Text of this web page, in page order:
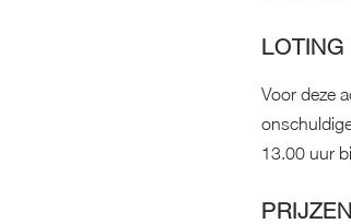
LOTING
Voor deze
13.00 uur
PRIJZEN